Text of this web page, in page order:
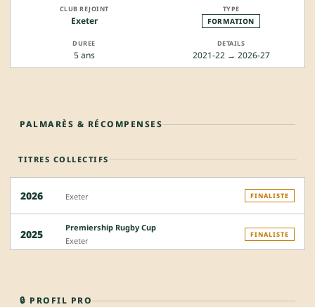
Exeter FORMATION
5 ans 2021-22 → 2026-27
PALMARÈS & RÉCOMPENSES
TITRES COLLECTIFS
2026 Exeter FINALISTE
2025
Premiership Rugby Cup
Exeter
FINALISTE
🔒 PROFIL PRO